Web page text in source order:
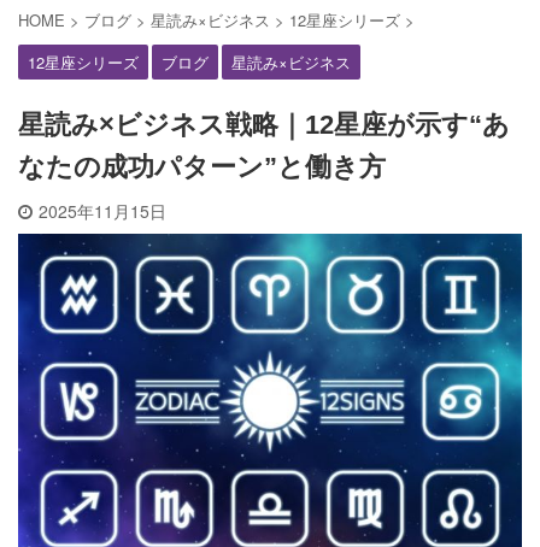
HOME > ブログ > 星読み×ビジネス > 12星座シリーズ >
12星座シリーズ
ブログ 星読み×ビジネス
星読み×ビジネス戦略｜12星座が示す“あ
なたの成功パターン”と働き方
2025年11月15日